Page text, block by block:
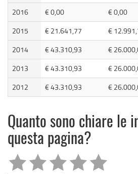
2016
€ 0,00 € 0,00
2015
€ 21.641,77 €
2014
€ 43.310,93 €
2013
€ 43.310,93 €
2012
€ 43.310,93 €
Quanto sono chiare le
questa pagina?